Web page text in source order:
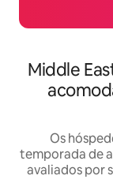
Middle
Os
temporada de
avaliados por